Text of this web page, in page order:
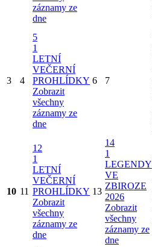
záznamy ze
dne
3 4
5
1
LETNÍ
VEČERNÍ
PROHLÍDKY
Zobrazit
všechny
záznamy ze
dne
6 7
10 11
12
1
LETNÍ
VEČERNÍ
PROHLÍDKY
Zobrazit
všechny
záznamy ze
dne
13
14
1
LEGENDY
VE
ZBIROZE
2026
Zobrazit
všechny
záznamy ze
dne